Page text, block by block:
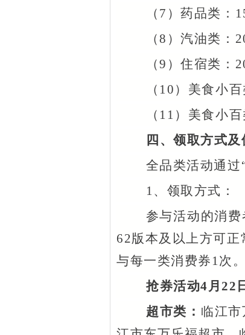
（ 7）药品类：
（8）汽油类：
（9）住宿类：
（ 10）美食小
（ 11）美食小
四、领取方式及
全品类活动通过
1、领取方式：
参与活动的消
62版本及以上方可
与每一类消费券1次。
抢券活动4月22
超市类： 临江